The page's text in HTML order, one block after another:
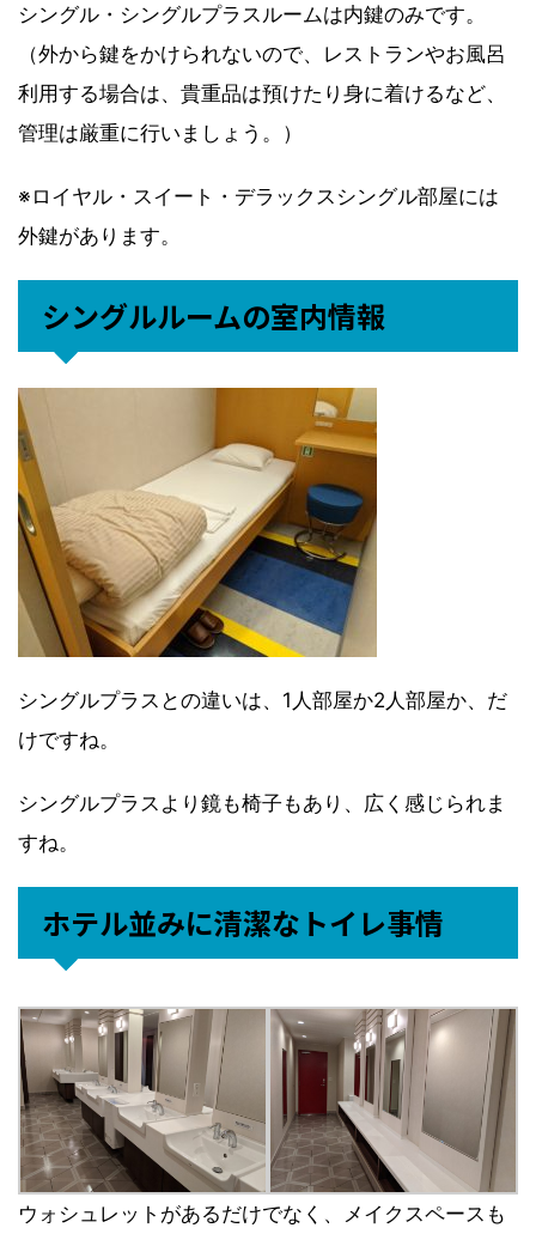
シングル・シングルプラスルームは内鍵のみです。
（外から鍵をかけられないので、レストランやお風呂
利用する場合は、貴重品は預けたり身に着けるなど、
管理は厳重に行いましょう。）
※ロイヤル・スイート・デラックスシングル部屋には
外鍵があります。
シングルルームの室内情報
シングルプラスとの違いは、1人部屋か2人部屋か、だ
けですね。
シングルプラスより鏡も椅子もあり、広く感じられま
すね。
ホテル並みに清潔なトイレ事情
ウォシュレットがあるだけでなく、メイクスペースも